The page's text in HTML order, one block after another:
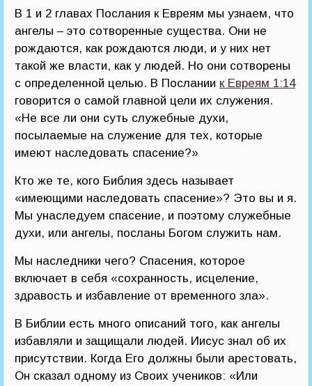
В 1 и 2 главах Послания к Евреям мы узнаем, что
ангелы – это сотворенные существа. Они не
рождаются, как рождаются люди, и у них нет
такой же власти, как у людей. Но они сотворены
с определенной целью. В Послании к Евреям 1:14
говорится о самой главной цели их служения.
«Не все ли они суть служебные духи,
посылаемые на служение для тех, которые
имеют наследовать спасение?»
Кто же те, кого Библия здесь называет
«имеющими наследовать спасение»? Это вы и я.
Мы унаследуем спасение, и поэтому служебные
духи, или ангелы, посланы Богом служить нам.
Мы наследники чего? Спасения, которое
включает в себя «сохранность, исцеление,
здравость и избавление от временного зла».
В Библии есть много описаний того, как ангелы
избавляли и защищали людей. Иисус знал об их
присутствии. Когда Его должны были арестовать,
Он сказал одному из Своих учеников: «Или